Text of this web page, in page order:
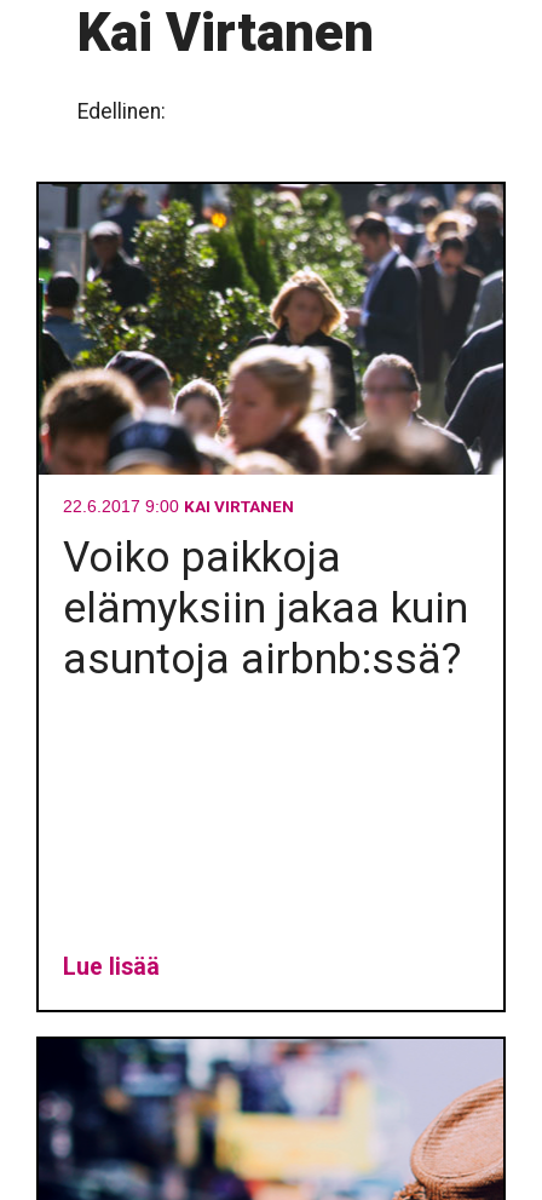
Kai Virtanen
Edellinen:
22.6.2017 9:00 KAI VIRTANEN
Voiko paikkoja
elämyksiin jakaa kuin
asuntoja airbnb:ssä?
Lue lisää